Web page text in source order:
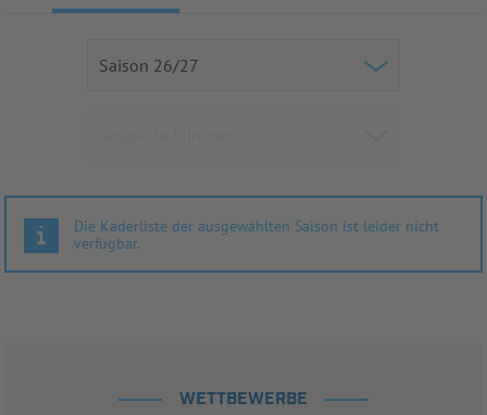
Die Kaderliste der ausgewählten Saison ist leider nicht
verfügbar.
WETTBEWERBE